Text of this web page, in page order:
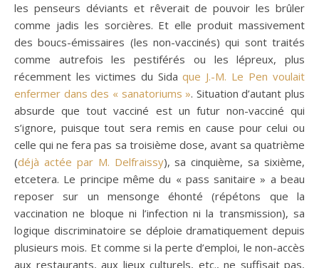
les penseurs déviants et rêverait de pouvoir les brûler
comme jadis les sorcières. Et elle produit massivement
des boucs-émissaires (les non-vaccinés) qui sont traités
comme autrefois les pestiférés ou les lépreux, plus
récemment les victimes du Sidaque J.-M. Le Pen voulait
enfermer dans des « sanatoriums ». Situation d’autant plus
absurde que tout vacciné est un futur non-vacciné qui
s’ignore, puisque tout sera remis en cause pour celui ou
celle qui ne fera pas sa troisième dose, avant sa quatrième
(déjà actée par M. Delfraissy), sa cinquième, sa sixième,
etcetera. Le principe même du « pass sanitaire » a beau
reposer sur un mensonge éhonté (répétons que la
vaccination ne bloque ni l’infection ni la transmission), sa
logique discriminatoire se déploie dramatiquement depuis
plusieurs mois. Et comme si la perte d’emploi, le non-accès
aux restaurants, aux lieux culturels, etc., ne suffisait pas,